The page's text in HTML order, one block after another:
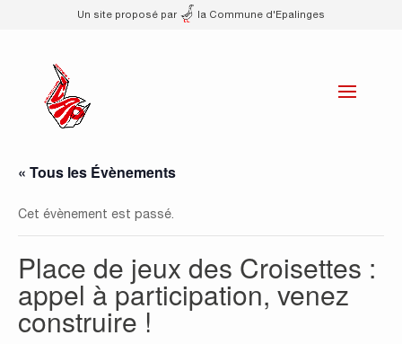
Un site proposé par la Commune d'Epalinges
« Tous les Évènements
Cet évènement est passé.
Place de jeux des Croisettes :
appel à participation, venez
construire !